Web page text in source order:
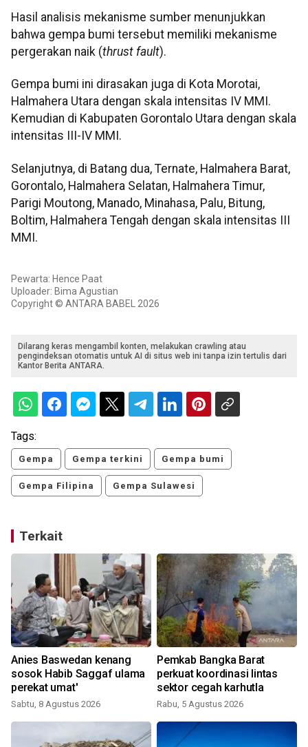
Hasil analisis mekanisme sumber menunjukkan
bahwa gempa bumi tersebut memiliki mekanisme
pergerakan naik (thrust fault).
Gempa bumi ini dirasakan juga di Kota Morotai,
Halmahera Utara dengan skala intensitas IV MMI.
Kemudian di Kabupaten Gorontalo Utara dengan skala
intensitas III-IV MMI.
Selanjutnya, di Batang dua, Ternate, Halmahera Barat,
Gorontalo, Halmahera Selatan, Halmahera Timur,
Parigi Moutong, Manado, Minahasa, Palu, Bitung,
Boltim, Halmahera Tengah dengan skala intensitas III
MMI.
Pewarta: Hence Paat
Uploader: Bima Agustian
Copyright © ANTARA BABEL 2026
Dilarang keras mengambil konten, melakukan crawling atau
pengindeksan otomatis untuk AI di situs web ini tanpa izin tertulis dari
Kantor Berita ANTARA.
Tags:
Gempa Gempa terkini Gempa bumi
Gempa Filipina Gempa Sulawesi
Terkait
Anies Baswedan kenang
sosok Habib Saggaf ulama
perekat umat'
Sabtu, 8 Agustus 2026
Pemkab Bangka Barat
perkuat koordinasi lintas
sektor cegah karhutla
Rabu, 5 Agustus 2026